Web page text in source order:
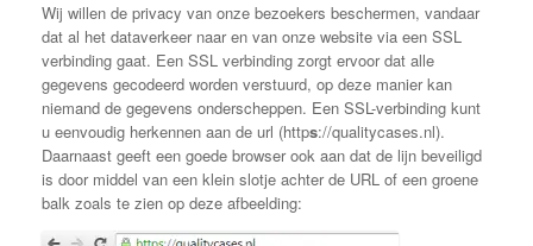
Wij willen de privacy van onze bezoekers beschermen, vandaar
dat al het dataverkeer naar en van onze website via een SSL
verbinding gaat. Een SSL verbinding zorgt ervoor dat alle
gegevens gecodeerd worden verstuurd, op deze manier kan
niemand de gegevens onderscheppen. Een SSL-verbinding kunt
u eenvoudig herkennen aan de url (https://qualitycases.nl).
Daarnaast geeft een goede browser ook aan dat de lijn beveiligd
is door middel van een klein slotje achter de URL of een groene
balk zoals te zien op deze afbeelding: